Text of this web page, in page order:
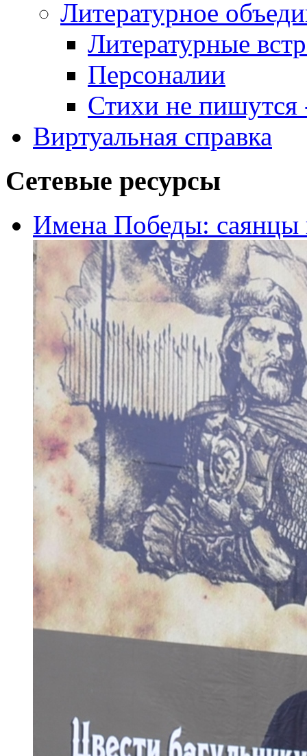
Литературное
Литературные
Персоналии
Стихи не пишутся
Виртуальная справка
Сетевые ресурсы
Имена Победы: саянцы